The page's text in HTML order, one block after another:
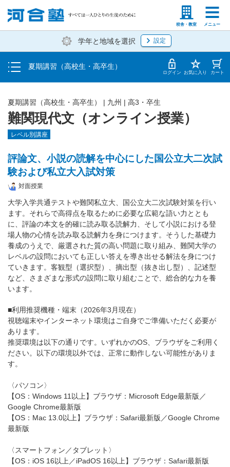
校舎・教室 メニュー
塾生の方 高等学校の先生
学年と地域を選択 設定
夏期講習（高校生・高卒生）
受講料・お申し込み方法
受講開始までの流れ
校舎・教室一覧 ログイン お気に入り カート
難関現代文（オンライン授業）
夏期講習（高校生・高卒生） | 九州 | 高3・卒生
レベル別講座
評論文、小説の読解を中心にした国公立大二次試
験および私立大入試対策
対面授業
大学入学共通テストや難関私立大、国公立大二次試験対策を行い
ます。それらで高得点を取るために必要な広範な語い力ととも
に、評論の本文を的確に読み取る読解力、そして小説における登
場人物の心情を読み取る読解力を身につけます。そうした基礎力
養成のうえで、厳選された質の高い問題に取り組み、難関大学の
レベルの設問においても正しい答えを導き出せる解法を身につけ
ていきます。客観型（選択型）、摘出型（抜き出し型）、記述型
など、さまざまな形式の設問に取り組むことで、総合的な力を養
います。
■利用推奨機種・端末（2026年3月現在）
視聴端末やインターネット環境はご自身でご準備いただく必要が
あります。
推奨環境は以下の通りです。いずれかのOS、ブラウザをご利用く
ださい。以下の環境以外では、正常に動作しない可能性がありま
す。
〈パソコン〉
【OS：Windows 11以上】ブラウザ：Microsoft Edge最新版／
Google Chrome最新版
【OS：Mac 13.0以上】ブラウザ：Safari最新版／Google Chrome
最新版
〈スマートフォン／タブレット〉
【OS：iOS 16以上／iPadOS 16以上】ブラウザ：Safari最新版